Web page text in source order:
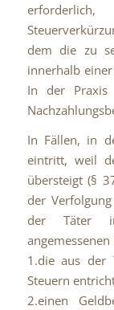
dem die zu
innerhalb
In der
In Fällen, in
eintritt, weil
übersteigt (§
der
der Täter
angemessenen
1.die aus der
Steuern
2.einen